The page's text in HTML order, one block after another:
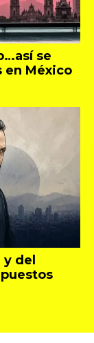
se
en México
del